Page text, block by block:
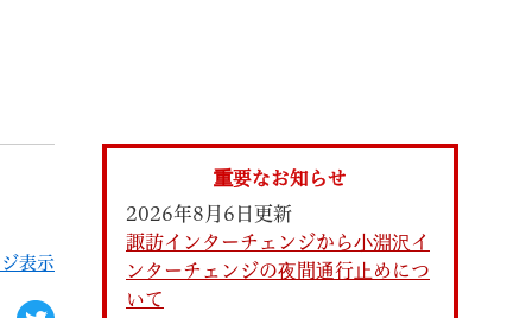
表示
重要なお知らせ
2026年8月6日更新
諏訪インターチェンジから小淵沢イ
ンターチェンジの夜間通行止めにつ
いて